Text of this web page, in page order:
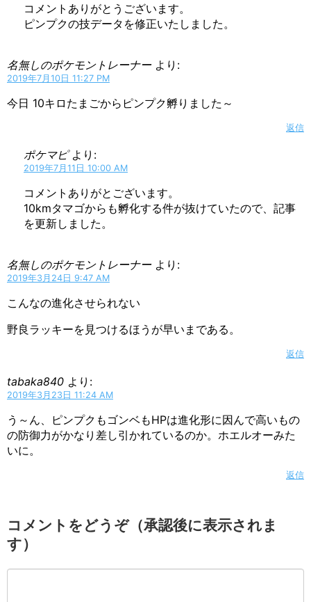
コメントありがとうございます。
ピンプクの技データを修正いたしました。
名無しのポケモントレーナー より:
2019年7月10日 11:27 PM
今日 10キロたまごからピンプク孵りました～
返信
ポケマピ より:
2019年7月11日 10:00 AM
コメントありがとございます。
10kmタマゴからも孵化する件が抜けていたので、記事
を更新しました。
名無しのポケモントレーナー より:
2019年3月24日 9:47 AM
こんなの進化させられない
野良ラッキーを見つけるほうが早いまである。
返信
tabaka840 より:
2019年3月23日 11:24 AM
う～ん、ピンプクもゴンベもHPは進化形に因んで高いもの
の防御力がかなり差し引かれているのか。ホエルオーみた
いに。
返信
コメントをどうぞ（承認後に表示されま
す）